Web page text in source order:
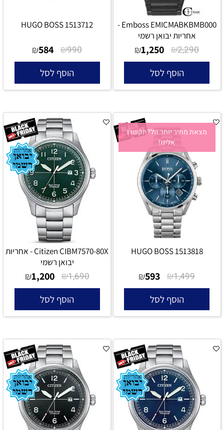
Emboss EMICMABKBMB000 -
אחריות יבואן רשמי
₪2,290
₪1,250
הוסף לסל
HUGO BOSS 1513712
₪990
₪584
הוסף לסל
מצאת מחיר יותר זול?תקשרו
אלינו!
HUGO BOSS 1513818
₪1,499
₪593
הוסף לסל
Citizen CIBM7570-80X - אחריות
יבואן רשמי
₪1,690
₪1,200
הוסף לסל